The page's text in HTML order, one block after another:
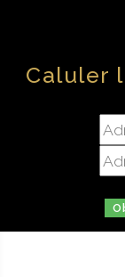
Caluler